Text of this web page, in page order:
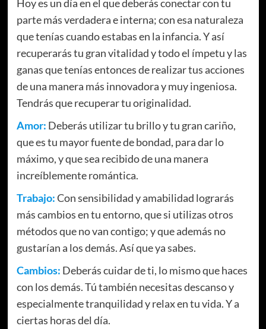
Hoy es un día en el que deberás conectar con tu
parte más verdadera e interna; con esa naturaleza
que tenías cuando estabas en la infancia. Y así
recuperarás tu gran vitalidad y todo el ímpetu y las
ganas que tenías entonces de realizar tus acciones
de una manera más innovadora y muy ingeniosa.
Tendrás que recuperar tu originalidad.
Amor: Deberás utilizar tu brillo y tu gran cariño,
que es tu mayor fuente de bondad, para dar lo
máximo, y que sea recibido de una manera
increíblemente romántica.
Trabajo:Con sensibilidad y amabilidad lograrás
más cambios en tu entorno, que si utilizas otros
métodos que no van contigo; y que además no
gustarían a los demás. Así que ya sabes.
Cambios: Deberás cuidar de ti, lo mismo que haces
con los demás. Tú también necesitas descanso y
especialmente tranquilidad y relax en tu vida. Y a
ciertas horas del día.